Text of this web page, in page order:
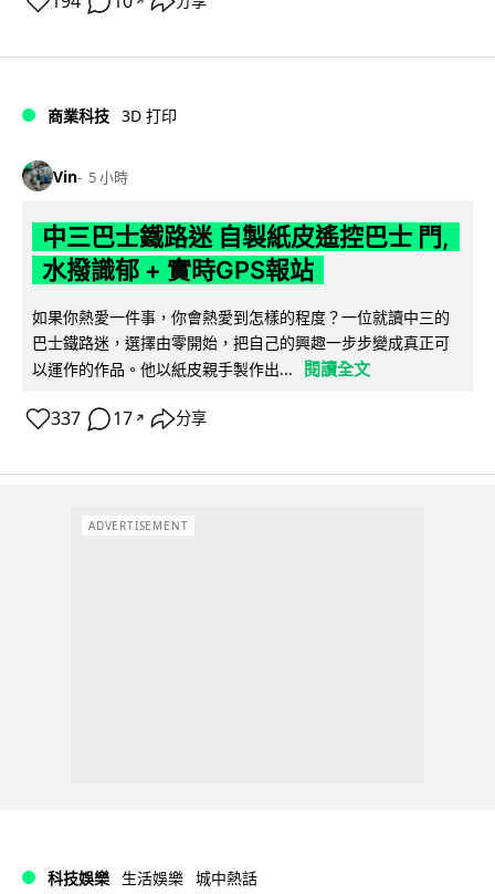
商業科技 3D 打印
Vin 5 小時
中三巴士鐵路迷 自製紙皮遙控巴士 門,
水撥識郁 + 實時GPS報站
如果你熱愛一件事，你會熱愛到怎樣的程度？一位就讀中三的
巴士鐵路迷，選擇由零開始，把自己的興趣一步步變成真正可
以運作的作品。他以紙皮親手製作出...
閱讀全文
337 17 ↗ 分享
ADVERTISEMENT
科技娛樂 生活娛樂 城中熱話